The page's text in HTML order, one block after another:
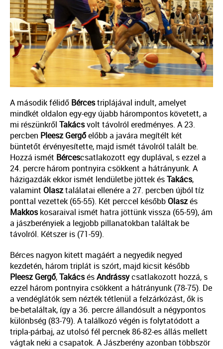
A második félidő Bércestriplájával indult, amelyet
mindkét oldalon egy-egy újabb hárompontos követett, a
mi részünkről Takácsvolt távolról eredményes. A 23.
percben Pleesz Gergőelőbb a javára megítélt két
büntetőt érvényesítette, majd ismét távolról talált be.
Hozzá ismét Bércescsatlakozott egy duplával, s ezzel a
24. percre három pontnyira csökkent a hátrányunk. A
házigazdák ekkor ismét lendületbe jöttek ésTakács,
valamint Olasztalálatai ellenére a 27. percben újból tíz
ponttal vezettek (65-55). Két perccel későbbOlaszés
Makkoskosaraival ismét hatra jöttünk vissza (65-59), ám
a jászberényiek a legjobb pillanatokban találtak be
távolról. Kétszer is (71-59).
Bérces nagyon kitett magáért a negyedik negyed
kezdetén, három triplát is szórt, majd kicsit később
Pleesz Gergő,TakácsésAndrássycsatlakozott hozzá, s
ezzel három pontnyira csökkent a hátrányunk (78-75). De
a vendéglátók sem nézték tétlenül a felzárkózást, ők is
be-betaláltak, így a 36. percre állandósult a négypontos
különbség (83-79). A találkozó végén is folytatódott a
tripla-párbaj, az utolsó fél percnek 86-82-es állás mellett
vágtak neki a csapatok. A Jászberény azonban többször